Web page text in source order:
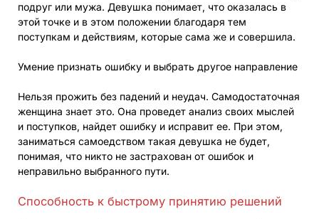
подруг или мужа. Девушка понимает, что оказалась в
этой точке и в этом положении благодаря тем
поступкам и действиям, которые сама же и совершила.
Умение признать ошибку и выбрать другое направление
Нельзя прожить без падений и неудач. Самодостаточная
женщина знает это. Она проведет анализ своих мыслей
и поступков, найдет ошибку и исправит ее. При этом,
заниматься самоедством такая девушка не будет,
понимая, что никто не застрахован от ошибок и
неправильно выбранного пути.
Способность к быстрому принятию решений